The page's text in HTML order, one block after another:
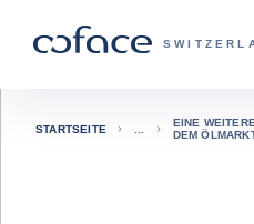
COFACE
Zurück zur Startseite
STARTSEITE
EINE
DEM